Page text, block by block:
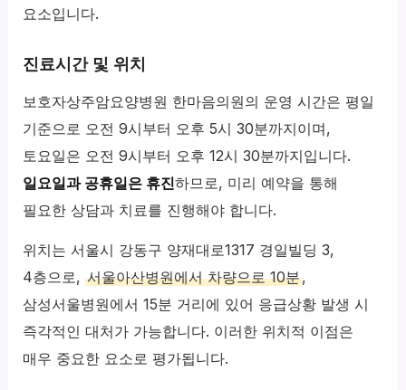
요소입니다.
진료시간 및 위치
보호자상주암요양병원 한마음의원의 운영 시간은 평일
기준으로 오전 9시부터 오후 5시 30분까지이며,
토요일은 오전 9시부터 오후 12시 30분까지입니다.
일요일과 공휴일은 휴진하므로, 미리 예약을 통해
필요한 상담과 치료를 진행해야 합니다.
위치는 서울시 강동구 양재대로1317 경일빌딩 3,
4층으로,서울아산병원에서 차량으로 10분,
삼성서울병원에서 15분 거리에 있어 응급상황 발생 시
즉각적인 대처가 가능합니다. 이러한 위치적 이점은
매우 중요한 요소로 평가됩니다.